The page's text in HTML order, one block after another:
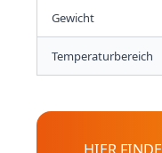
Gewicht
Temperaturbereich